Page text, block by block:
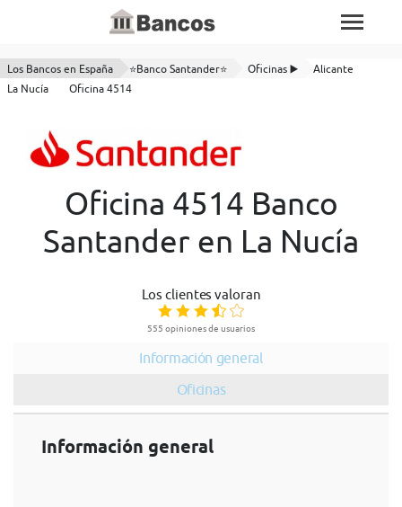
Los Bancos en España ⭐Banco Santander⭐ Oficinas ▶️
Alicante
La Nucía
Oficina 4514
Oficina 4514 Banco
Santander en La Nucía
Los clientes valoran
555 opiniones de usuarios
Información general
Oficinas
Información general